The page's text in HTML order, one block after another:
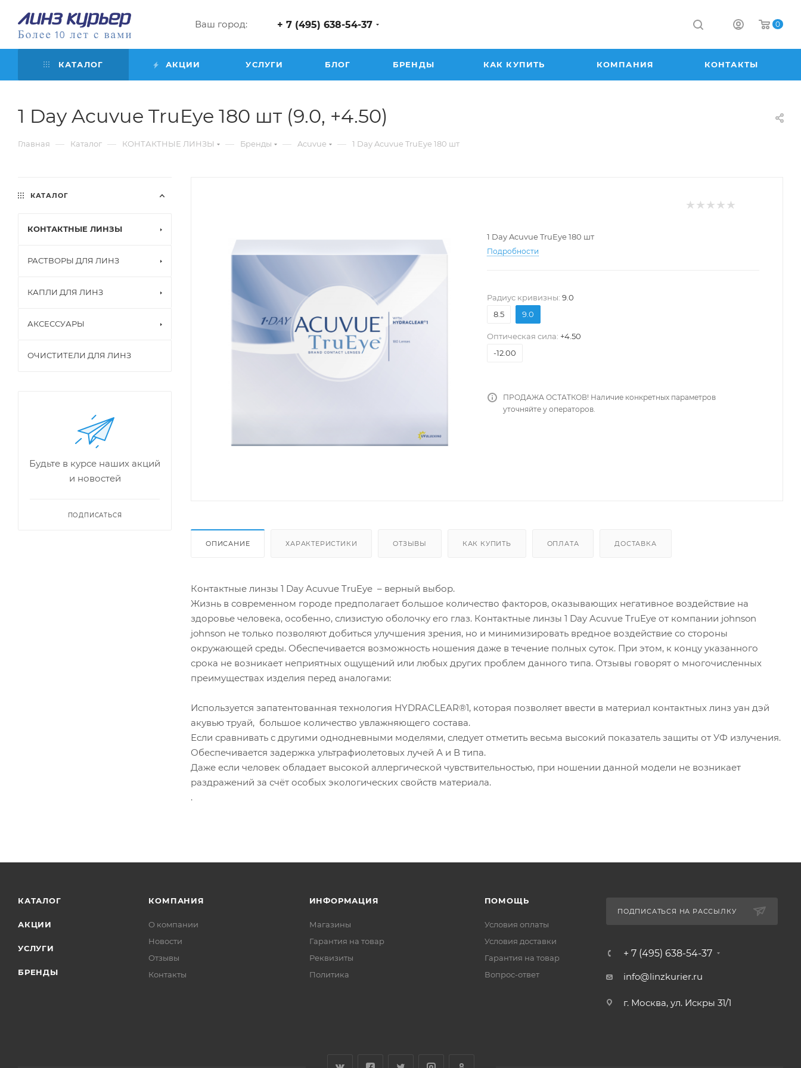
Ваш город: + 7 (495) 638-54-37 0
КАТАЛОГ АКЦИИ УСЛУГИ БЛОГ БРЕНДЫ КАК КУПИТЬ КОМПАНИЯ КОНТАКТЫ
1 Day Acuvue TruEye 180 шт (9.0, +4.50)
Главная — Каталог — КОНТАКТНЫЕ ЛИНЗЫ — Бренды — Acuvue — 1 Day Acuvue TruEye 180 шт
1 Day Acuvue TruEye 180 шт
Подробности
Pадиус кривизны: 9.0
8.5
9.0
Оптическая сила: +4.50
-12.00
ПРОДАЖА ОСТАТКОВ! Наличие конкретных параметров
уточняйте у операторов.
ОПИСАНИЕ ХАРАКТЕРИСТИКИ ОТЗЫВЫ КАК КУПИТЬ ОПЛАТА ДОСТАВКА
Контактные линзы 1 Day Acuvue TruEye – верный выбор.
Жизнь в современном городе предполагает большое количество факторов, оказывающих негативное воздействие на
здоровье человека, особенно, слизистую оболочку его глаз. Контактные линзы 1 Day Acuvue TruEye от компании johnson
johnson не только позволяют добиться улучшения зрения, но и минимизировать вредное воздействие со стороны
окружающей среды. Обеспечивается возможность ношения даже в течение полных суток. При этом, к концу указанного
срока не возникает неприятных ощущений или любых других проблем данного типа. Отзывы говорят о многочисленных
преимуществах изделия перед аналогами:
Используется запатентованная технология HYDRACLEAR®1, которая позволяет ввести в материал контактных линз уан дэй
акувью труай, большое количество увлажняющего состава.
Если сравнивать с другими однодневными моделями, следует отметить весьма высокий показатель защиты от УФ излучения.
Обеспечивается задержка ультрафиолетовых лучей А и В типа.
Даже если человек обладает высокой аллергической чувствительностью, при ношении данной модели не возникает
раздражений за счёт особых экологических свойств материала.
.
КАТАЛОГ
КОНТАКТНЫЕ ЛИНЗЫ
РАСТВОРЫ ДЛЯ ЛИНЗ
КАПЛИ ДЛЯ ЛИНЗ
АКСЕССУАРЫ
ОЧИСТИТЕЛИ ДЛЯ ЛИНЗ
Будьте в курсе наших акций
и новостей
ПОДПИСАТЬСЯ
КАТАЛОГ
АКЦИИ
УСЛУГИ
БРЕНДЫ
КОМПАНИЯ
О компании
Новости
Отзывы
Контакты
ИНФОРМАЦИЯ
Магазины
Гарантия на товар
Реквизиты
Политика
ПОМОЩЬ
Условия оплаты
Условия доставки
Гарантия на товар
Вопрос-ответ
ПОДПИСАТЬСЯ НА РАССЫЛКУ
+ 7 (495) 638-54-37
info@linzkurier.ru
г. Москва, ул. Искры 31/1